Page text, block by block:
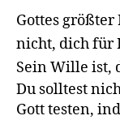
Gottes
nicht, dich für
Sein Wille ist,
Du solltest
Gott testen,